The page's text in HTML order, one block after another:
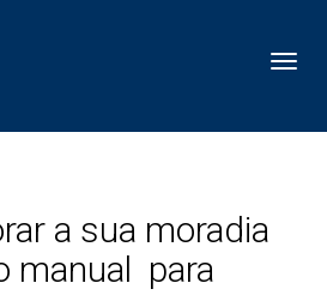
a sua moradia
manual para